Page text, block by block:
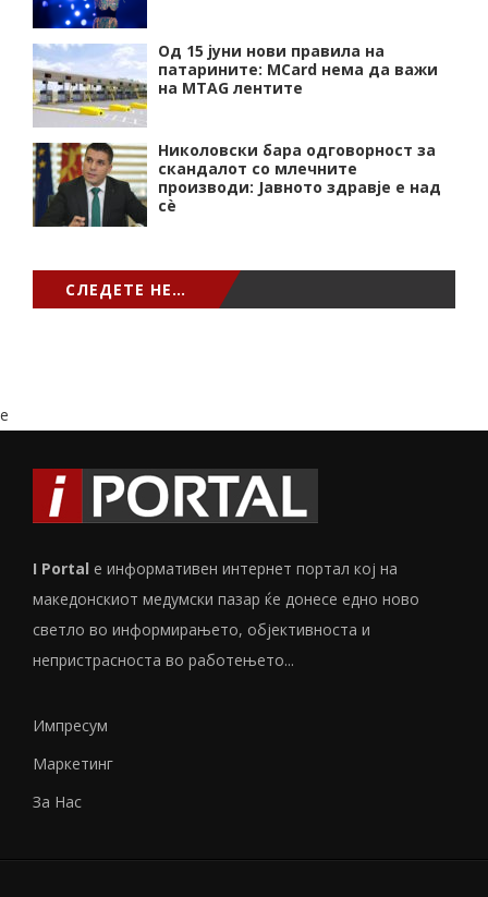
Од 15 јуни нови правила на
патарините: MCard нема да важи
на MTAG лентите
Николовски бара одговорност за
скандалот со млечните
производи: Јавното здравје е над
сѐ
СЛЕДЕТЕ НЕ…
e
I Portal е информативен интернет портал кој на
македонскиот медумски пазар ќе донесе едно ново
светло во информирањето, објективноста и
непристрасноста во работењето...
Импресум
Маркетинг
За Нас